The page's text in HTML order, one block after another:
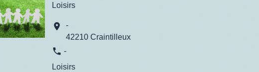
Loisirs
location_on
-
42210 Craintilleux
phone -
Loisirs